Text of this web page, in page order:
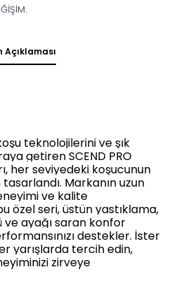
Açıklaması
teknolojilerini ve şık
getiren SCEND PRO
her seviyedeki koşucunun
tasarlandı. Markanın uzun
ve kalite
özel seri, üstün yastıklama,
ayağı saran konfor
destekler. İster
yarışlarda tercih edin,
zirveye